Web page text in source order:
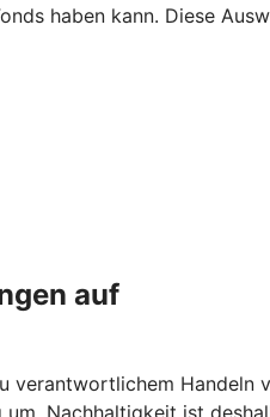
haben kann. Diese
auf
verantwortlichem Handeln
Nachhaltigkeit ist